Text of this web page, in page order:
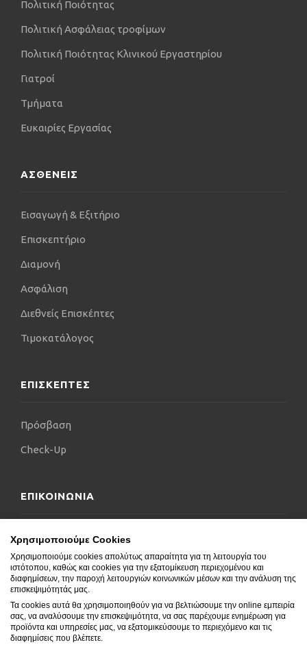
Πολιτική Ποιότητας
Πολιτική Ασφάλειας τροφίμων
Πολιτική Ποιότητας Κλινικού Εργαστηρίου
Γιατροί
Τμήματα
Ευκαιρίες Εργασίας
ΑΣΘΕΝΕΙΣ
Εισαγωγή & Εξιτήριο
Επισκεπτήριο
Διαμονή
Ασφάλιση
Διεθνείς Επισκέπτες
Τιμοκατάλογος
ΕΠΙΣΚΕΠΤΕΣ
Πρόσβαση
Check-Up
ΕΠΙΚΟΙΝΩΝΙΑ
Επικοινωνήστε μαζί μας
Δήλωση Προσβασιμότητας
Συχνές Ερωτήσεις
Blog
Χρησιμοποιούμε Cookies
Χρησιμοποιούμε cookies απολύτως απαραίτητα για τη λειτουργία του
ιστότοπου, καθώς και cookies για την εξατομίκευση περιεχομένου και
διαφημίσεων, την παροχή λειτουργιών κοινωνικών μέσων και την ανάλυση της
επισκεψιμότητάς μας.
Τα cookies αυτά θα χρησιμοποιηθούν για να βελτιώσουμε την online εμπειρία
σας, να αναλύσουμε την επισκεψιμότητα, να σας παρέχουμε ενημέρωση για
προϊόντα και υπηρεσίες μας, να εξατομικεύσουμε το περιεχόμενο και τις
διαφημίσεις που βλέπετε.